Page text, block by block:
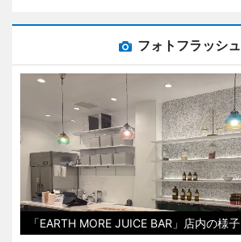
フォトフラッシュ
「EARTH MORE JUICE BAR」店内の様子